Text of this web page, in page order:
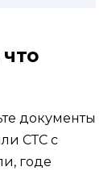
документы
СТС с
годе